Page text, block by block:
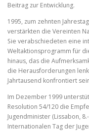
Beitrag zur Entwicklung.
1995, zum zehnten
verstärkten die Vereinten
Sie verabschiedeten eine
Weltaktionsprogramm für
hinaus, das die
die Herausforderungen
Jahrtausend konfrontiert
Im Dezember 1999
Resolution 54/120 die
Jugendminister (Lissabon,
Internationalen Tag der